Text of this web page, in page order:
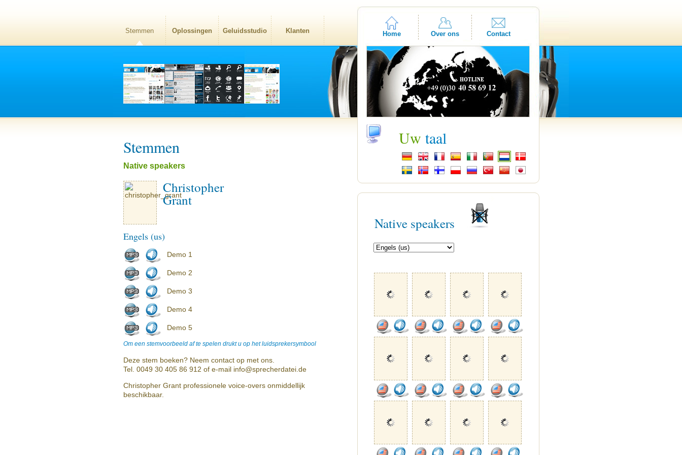
Stemmen Oplossingen Geluidsstudio Klanten Home Over ons Contact
Stemmen
Native speakers
Christopher
Grant
Engels (us)
Demo 1
Demo 2
Demo 3
Demo 4
Demo 5
Om een stemvoorbeeld af te spelen drukt u op het luidsprekersymbool
Deze stem boeken? Neem contact op met ons.
Tel. 0049 30 405 86 912 of e-mail info@sprecherdatei.de
Christopher Grant professionele voice-overs onmiddellijk
beschikbaar.
Uw taal
Native speakers